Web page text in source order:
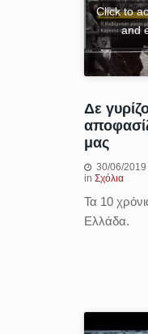
Click to
and
Δε
μας
30/06/2019
in Σχόλια
Τα 10
Ελλάδα.